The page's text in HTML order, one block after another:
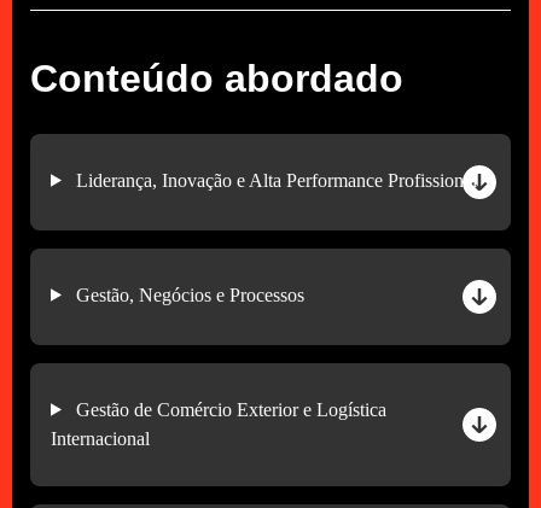
Conteúdo abordado
Liderança, Inovação e Alta Performance Profissional
Gestão, Negócios e Processos
Gestão de Comércio Exterior e Logística
Internacional